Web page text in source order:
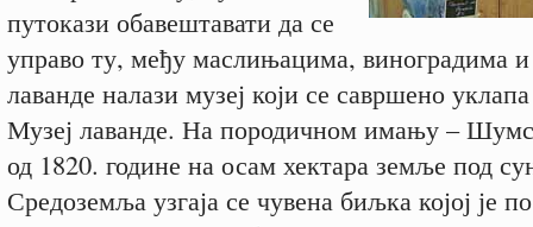
путокази обавештавати да се
управо ту, међу маслињацима, виноградима
лаванде налази музеј који се савршено
Музеј лаванде. На породичном имању –
од 1820. године на осам хектара земље под
Средоземља узгаја се чувена биљка којој је